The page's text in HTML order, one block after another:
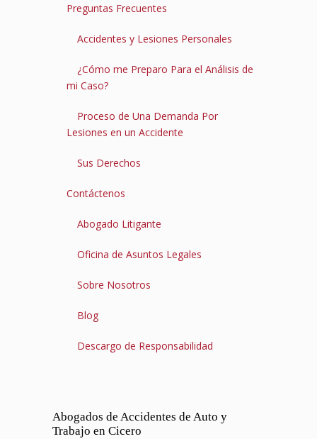
Preguntas Frecuentes
Accidentes y Lesiones Personales
¿Cómo me Preparo Para el Análisis de
mi Caso?
Proceso de Una Demanda Por
Lesiones en un Accidente
Sus Derechos
Contáctenos
Abogado Litigante
Oficina de Asuntos Legales
Sobre Nosotros
Blog
Descargo de Responsabilidad
Abogados de Accidentes de Auto y
Trabajo en Cicero